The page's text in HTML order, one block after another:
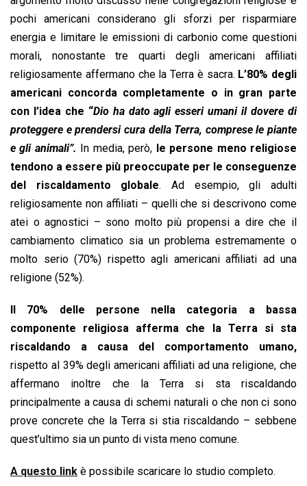
pochi americani considerano gli sforzi per risparmiare
energia e limitare le emissioni di carbonio come questioni
morali, nonostante tre quarti degli americani affiliati
religiosamente affermano che la Terra è sacra. L’80% degli
americani concorda completamente o in gran parte
con l’idea che “Dio ha dato agli esseri umani il dovere di
proteggere e prendersi cura della Terra, comprese le piante
e gli animali”.
In media, però, le persone meno religiose
tendono a essere più preoccupate per le conseguenze
del riscaldamento globale. Ad esempio, gli adulti
religiosamente non affiliati – quelli che si descrivono come
atei o agnostici – sono molto più propensi a dire che il
cambiamento climatico sia un problema estremamente o
molto serio (70%) rispetto agli americani affiliati ad una
religione (52%).
Il 70% delle persone nella categoria a bassa
componente religiosa afferma che la Terra si sta
riscaldando a causa del comportamento umano,
rispetto al 39% degli americani affiliati ad una religione, che
affermano inoltre che la Terra si sta riscaldando
principalmente a causa di schemi naturali o che non ci sono
prove concrete che la Terra si stia riscaldando – sebbene
quest’ultimo sia un punto di vista meno comune.
A questo link è possibile scaricare lo studio completo.